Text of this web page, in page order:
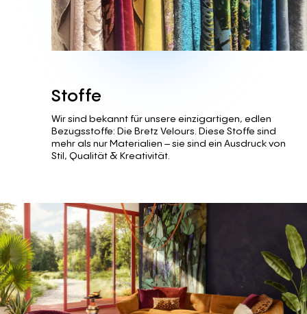
Stoffe
Wir sind bekannt für unsere einzigartigen, edlen
Bezugsstoffe: Die Bretz Velours. Diese Stoffe sind
mehr als nur Materialien – sie sind ein Ausdruck von
Stil, Qualität & Kreativität.